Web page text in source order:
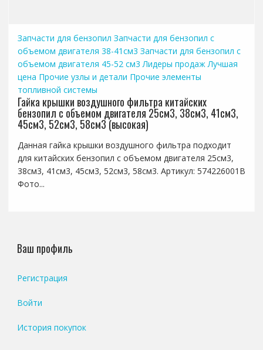
Запчасти для бензопил Запчасти для бензопил с
объемом двигателя 38-41см3 Запчасти для бензопил с
объемом двигателя 45-52 см3 Лидеры продаж Лучшая
цена Прочие узлы и детали Прочие элементы
топливной системы
Гайка крышки воздушного фильтра китайских
бензопил с объемом двигателя 25см3, 38см3, 41см3,
45см3, 52см3, 58см3 (высокая)
Данная гайка крышки воздушного фильтра подходит
для китайских бензопил с объемом двигателя 25см3,
38см3, 41см3, 45см3, 52см3, 58см3. Артикул: 574226001B
Фото...
Ваш профиль
Регистрация
Войти
История покупок